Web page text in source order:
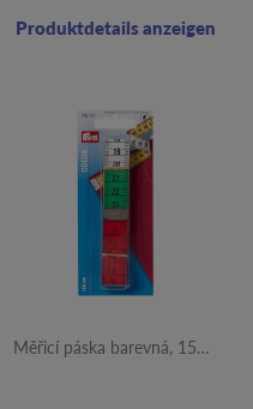
Produktdetails anzeigen
Měřicí páska barevná, 150cm